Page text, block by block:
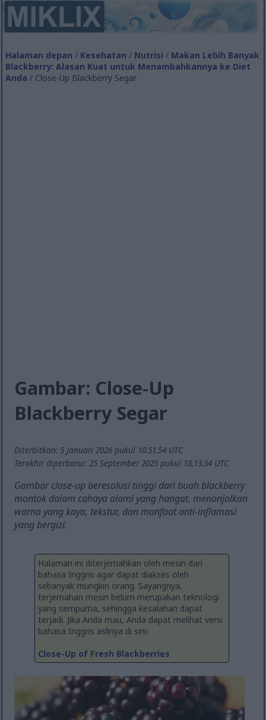
Halaman depan / Kesehatan / Nutrisi / Makan Lebih Banyak
Blackberry: Alasan Kuat untuk Menambahkannya ke Diet
Anda / Close-Up Blackberry Segar
Gambar: Close-Up
Blackberry Segar
Diterbitkan: 5 Januari 2026 pukul 10.51.54 UTC
Terakhir diperbarui: 25 September 2025 pukul 18.13.54 UTC
Gambar close-up beresolusi tinggi dari buah blackberry
montok dalam cahaya alami yang hangat, menonjolkan
warna yang kaya, tekstur, dan manfaat anti-inflamasi
yang bergizi.
Halaman ini diterjemahkan oleh mesin dari
bahasa Inggris agar dapat diakses oleh
sebanyak mungkin orang. Sayangnya,
terjemahan mesin belum merupakan teknologi
yang sempurna, sehingga kesalahan dapat
terjadi. Jika Anda mau, Anda dapat melihat versi
bahasa Inggris aslinya di sini:
Close-Up of Fresh Blackberries